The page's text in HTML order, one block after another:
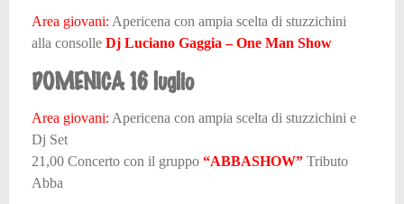
Area giovani: Apericena con ampia scelta di stuzzichini
alla consolle Dj Luciano Gaggia – One Man Show
DOMENICA 16 luglio
Area giovani: Apericena con ampia scelta di stuzzichini e
Dj Set
21,00 Concerto con il gruppo “ABBASHOW” Tributo
Abba